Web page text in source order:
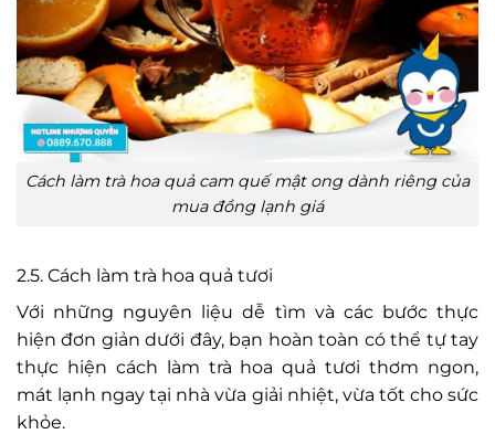
Cách làm trà hoa quả cam quế mật ong dành riêng của
mua đồng lạnh giá
2.5. Cách làm trà hoa quả tươi
Với những nguyên liệu dễ tìm và các bước thực
hiện đơn giản dưới đây, bạn hoàn toàn có thể tự tay
thực hiện cách làm trà hoa quả tươi thơm ngon,
mát lạnh ngay tại nhà vừa giải nhiệt, vừa tốt cho sức
khỏe.